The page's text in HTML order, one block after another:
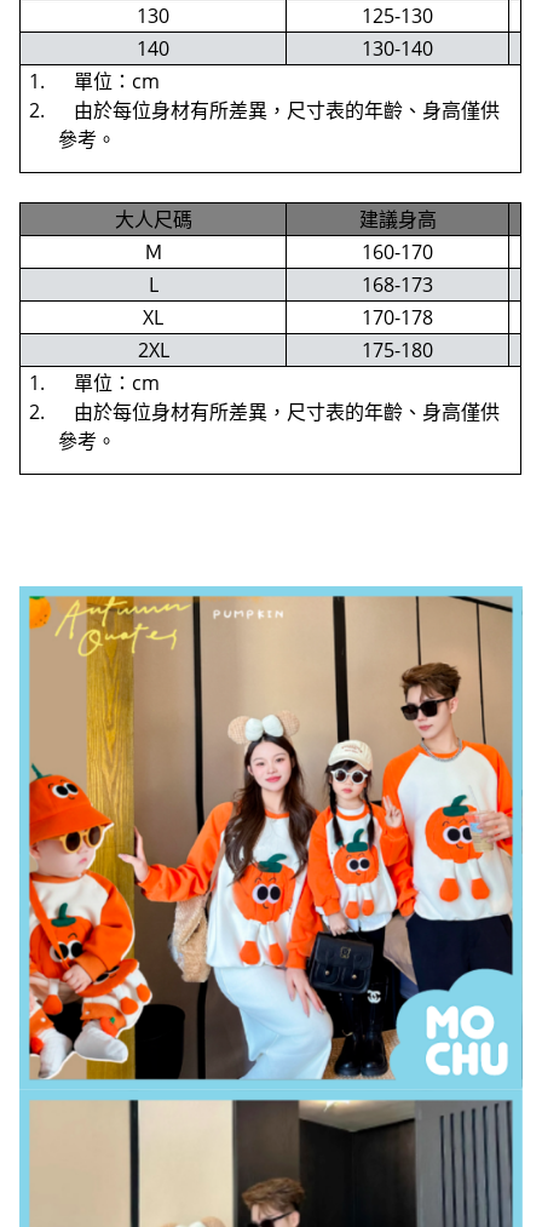
130
125-130
140
130-140
1. 單位：cm
2. 由於每位身材有所差異，尺寸表的年齡、身高僅供
參考。
大人尺碼
建議身高
Ｍ
160-170
L
168-173
XL
170-178
2XL
175-180
1. 單位：cm
2. 由於每位身材有所差異，尺寸表的年齡、身高僅供
參考。